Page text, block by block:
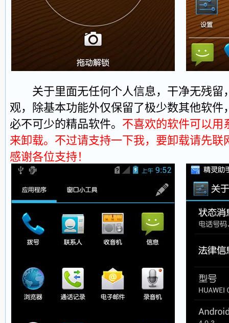
关于里面无任何个人信息，干净无残留
观，除基本功能外仅保留了极少数其他软件
必不可少的精品软件。 不喜欢的软件可以用
来卸载。不过请支持一下我，要卸载请先联
感谢各位支持！